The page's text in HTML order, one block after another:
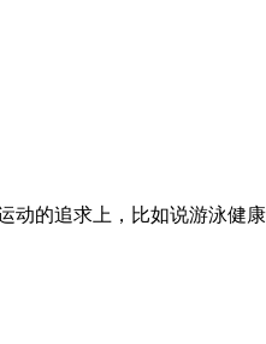
的追求上，比如说游泳健